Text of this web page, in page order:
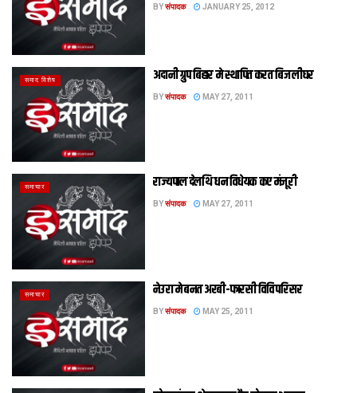
BYसंपादक JANUARY 25, 2012
समाद विशेष अदानी ग्रुप बिहार मे स्थापित करत बिजलीघर
BYसंपादक MAY 27, 2011
समाचार राज्यपाल देलथि धन विधेयक कए मंजूरी
BYसंपादक MAY 27, 2011
समाचार नेउरा मे बनत अरबी-फारसी विवि परिसर
BYसंपादक MAY 25, 2011